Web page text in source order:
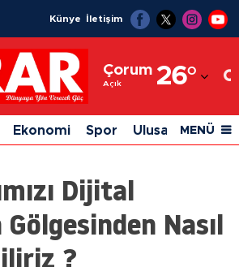
Künye İletişim
Çorum
Açık 26°
Adıyaman
Afyonkarahisar
Ağrı
Amasya
Ankara
Ekonomi Spor Ulusal Siyaset
MENÜ
Dijital
Gölgesinden Nasıl
?